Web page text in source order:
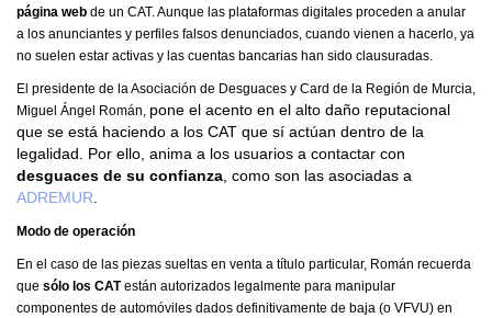
página web de un CAT. Aunque las plataformas digitales proceden a anular
a los anunciantes y perfiles falsos denunciados, cuando vienen a hacerlo, ya
no suelen estar activas y las cuentas bancarias han sido clausuradas.
El presidente de la Asociación de Desguaces y Card de la Región de Murcia,
Miguel Ángel Román, pone el acento en el alto daño reputacional
que se está haciendo a los CAT que sí actúan dentro de la
legalidad. Por ello, anima a los usuarios a contactar con
desguaces de su confianza, como son las asociadas a
ADREMUR.
Modo de operación
En el caso de las piezas sueltas en venta a título particular, Román recuerda
que sólo los CATestán autorizados legalmente para manipular
componentes de automóviles dados definitivamente de baja (o VFVU) en